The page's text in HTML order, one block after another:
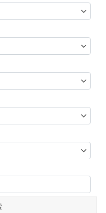
辺市・木津川市 (9)
鶴市 (4)
町・大和高田市 (6)
市 (3)